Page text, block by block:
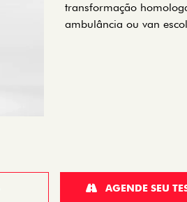
transformação
ambulância ou van
AGENDE SEU